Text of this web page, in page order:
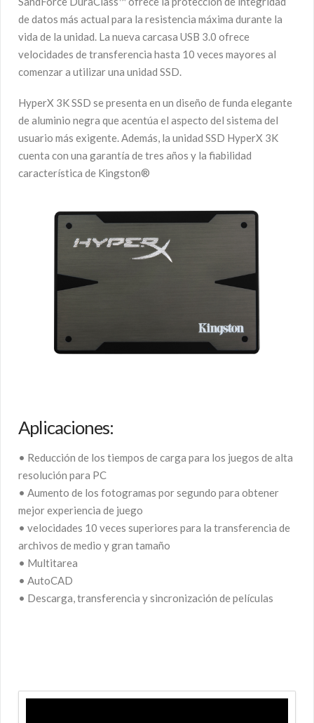
de datos más actual para la resistencia máxima durante la
vida de la unidad. La nueva carcasa USB 3.0 ofrece
velocidades de transferencia hasta 10 veces mayores al
comenzar a utilizar una unidad SSD.
HyperX 3K SSD se presenta en un diseño de funda elegante
de aluminio negra que acentúa el aspecto del sistema del
usuario más exigente. Además, la unidad SSD HyperX 3K
cuenta con una garantía de tres años y la fiabilidad
característica de Kingston®
Aplicaciones:
• Reducción de los tiempos de carga para los juegos de alta
resolución para PC
• Aumento de los fotogramas por segundo para obtener
mejor experiencia de juego
• velocidades 10 veces superiores para la transferencia de
archivos de medio y gran tamaño
• Multitarea
• AutoCAD
• Descarga, transferencia y sincronización de películas